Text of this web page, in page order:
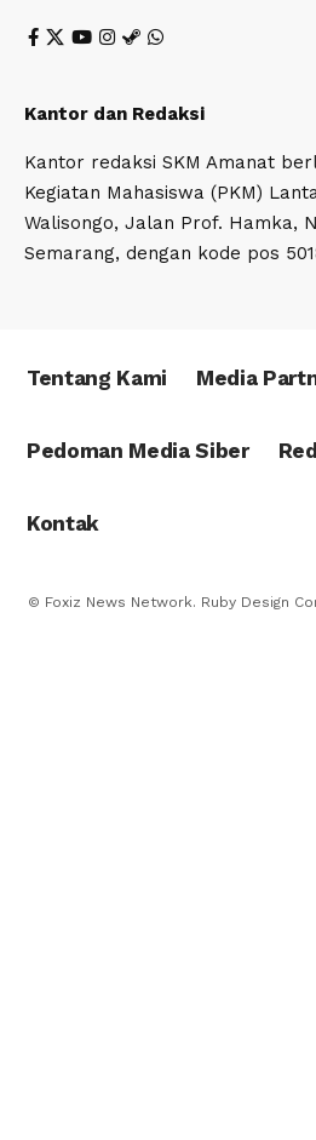
Kantor dan Redaksi
Kantor redaksi SKM Amanat
Kegiatan Mahasiswa (PKM)
Walisongo, Jalan Prof. Hamka,
Semarang, dengan kode pos
Tentang Kami Media
Pedoman Media Siber
Kontak
© Foxiz News Network. Ruby Design